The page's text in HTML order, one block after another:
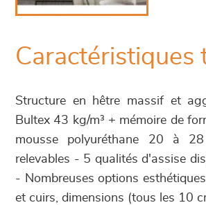
Caractéristiques
Structure en hêtre massif et
Bultex 43 kg/m³ + mémoire de
mousse polyuréthane 20 à
relevables - 5 qualités d'assise
- Nombreuses options
et cuirs, dimensions (tous les 10